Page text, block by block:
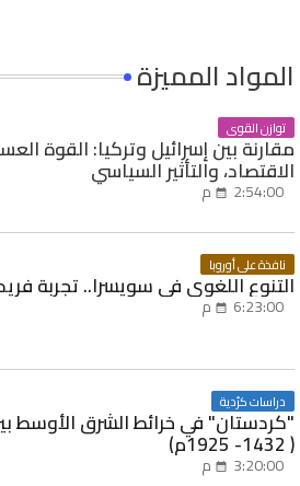
المواد المميزة
توازن القوى
مقارنة بين إسرائيل وتركيا: القوة
الاقتصاد، والتأثير السياسي
2:54:00 م
نافذة على أوروبا
التنوع اللغوي في سويسرا.. تجربة
6:23:00 م
دراسات كرُدية
"كردستان" في خرائط الشرق الأوسط
( 1432- 1925م)
3:20:00 م